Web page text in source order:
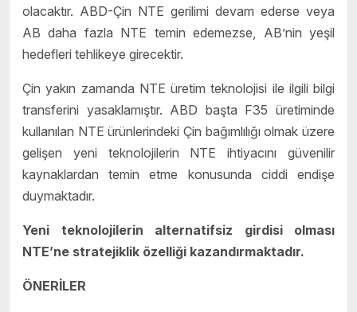
olacaktır. ABD-Çin NTE gerilimi devam ederse veya
AB daha fazla NTE temin edemezse, AB’nin yeşil
hedefleri tehlikeye girecektir.
Çin yakın zamanda NTE üretim teknolojisi ile ilgili bilgi
transferini yasaklamıştır. ABD başta F35 üretiminde
kullanılan NTE ürünlerindeki Çin bağımlılığı olmak üzere
gelişen yeni teknolojilerin NTE ihtiyacını güvenilir
kaynaklardan temin etme konusunda ciddi endişe
duymaktadır.
Yeni teknolojilerin alternatifsiz girdisi olması
NTE’ne stratejiklik özelliği kazandırmaktadır.
ÖNERİLER